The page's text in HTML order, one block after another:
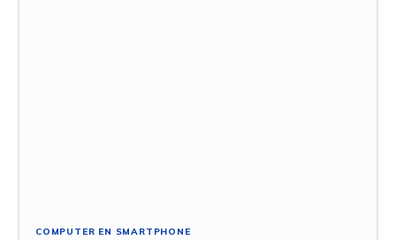
COMPUTER EN SMARTPHONE